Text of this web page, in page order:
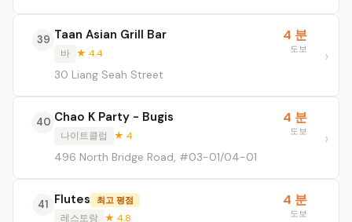
39 Taan Asian Grill Bar
바 ★ 4.4
30 Liang Seah Street
4 분
도보
40 Chao K Party - Bugis
나이트클럽 ★ 4
496 North Bridge Road, #03-01/04-01
4 분
도보
41 Flutes 최고 평점
레스토랑 ★ 4.8
4 분
도보